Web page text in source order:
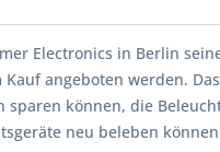
Electronics in Berlin
angeboten werden.
sparen können, die
neu beleben